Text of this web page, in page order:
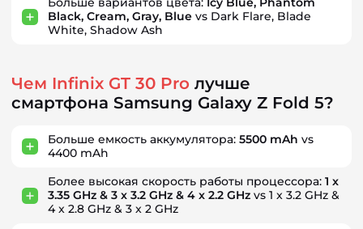
Black, Cream, Gray, Blue vs Dark Flare, Blade
White, Shadow Ash
Чем Infinix GT 30 Pro лучше
смартфона Samsung Galaxy Z Fold 5?
Больше емкость аккумулятора: 5500 mAh vs
4400 mAh
Более высокая скорость работы процессора: 1 x
3.35 GHz & 3 x 3.2 GHz & 4 x 2.2 GHz vs 1 x 3.2 GHz &
4 x 2.8 GHz & 3 x 2 GHz